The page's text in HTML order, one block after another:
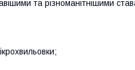
та різноманітнішими